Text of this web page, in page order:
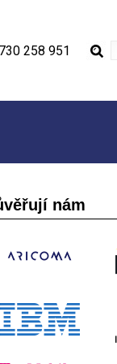
258 951
nám